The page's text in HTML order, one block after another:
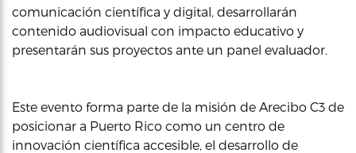
comunicación científica y digital, desarrollarán
contenido audiovisual con impacto educativo y
presentarán sus proyectos ante un panel evaluador.
Este evento forma parte de la misión de Arecibo C3 de
posicionar a Puerto Rico como un centro de
innovación científica accesible, el desarrollo de